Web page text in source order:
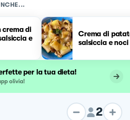
crema di
e
Crema di
salsiccia e noci
per la tua dieta!
olivia!
2